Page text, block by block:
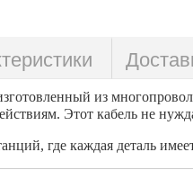
из
Этот кабель не
где каждая деталь